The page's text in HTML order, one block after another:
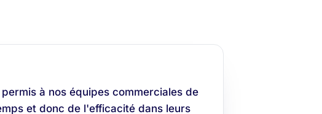
permis à nos équipes commerciales de
et donc de l'efficacité dans leurs